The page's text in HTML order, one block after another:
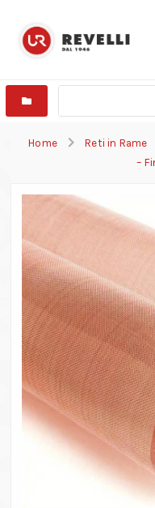
Home Reti in Rame
–